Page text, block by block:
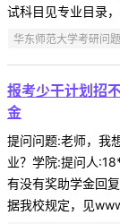
试科目见专业目录
华东师范大学考研问题
报考少干计划招
金
提问问题:老师，我
业？学院:提问人
有没有奖助学金回
据我校规定，见